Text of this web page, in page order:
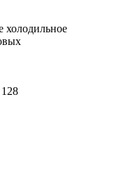
холодильное